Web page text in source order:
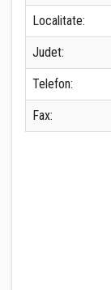
Localitate:
Judet:
Telefon:
Fax: